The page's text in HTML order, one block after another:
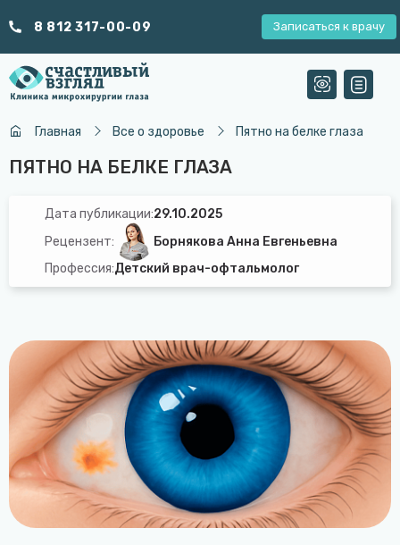
8 812 317-00-09 Записаться к врачу
Главная Все о здоровье Пятно на белке глаза
ПЯТНО НА БЕЛКЕ ГЛАЗА
Дата публикации:29.10.2025
Рецензент:
Борнякова Анна Евгеньевна
Профессия:Детский врач-офтальмолог